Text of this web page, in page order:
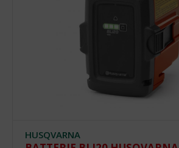
HUSQVARNA